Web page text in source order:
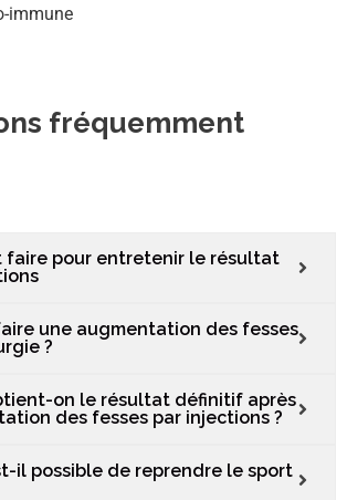
immune
fréquemment
faire pour entretenir le résultat
une augmentation des fesses
?
on le résultat définitif après
des fesses par injections ?
il possible de reprendre le sport